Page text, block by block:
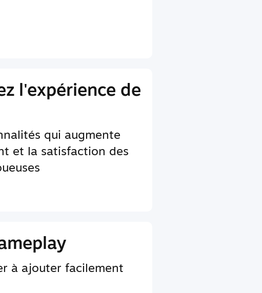
l'expérience de
qui augmente
et la satisfaction des
à ajouter facilement